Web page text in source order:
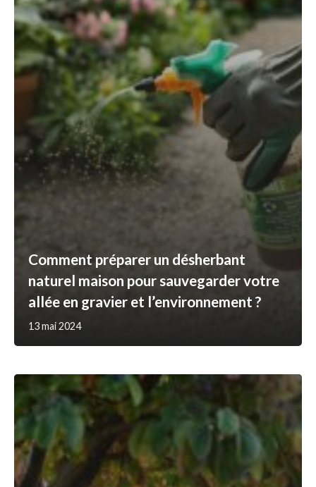
Comment préparer un désherbant
naturel maison pour sauvegarder votre
allée en gravier et l’environnement ?
13 mai 2024